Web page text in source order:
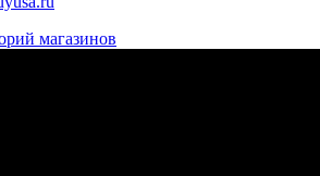
магазинов